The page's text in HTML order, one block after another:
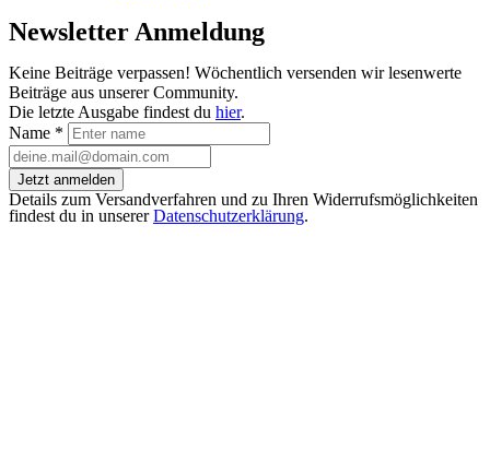
Newsletter Anmeldung
Keine Beiträge verpassen! Wöchentlich versenden wir lesenwerte
Beiträge aus unserer Community.
Die letzte Ausgabe findest du hier.
Name *
Jetzt anmelden
Details zum Versandverfahren und zu Ihren Widerrufsmöglichkeiten
findest du in unsererDatenschutzerklärung.